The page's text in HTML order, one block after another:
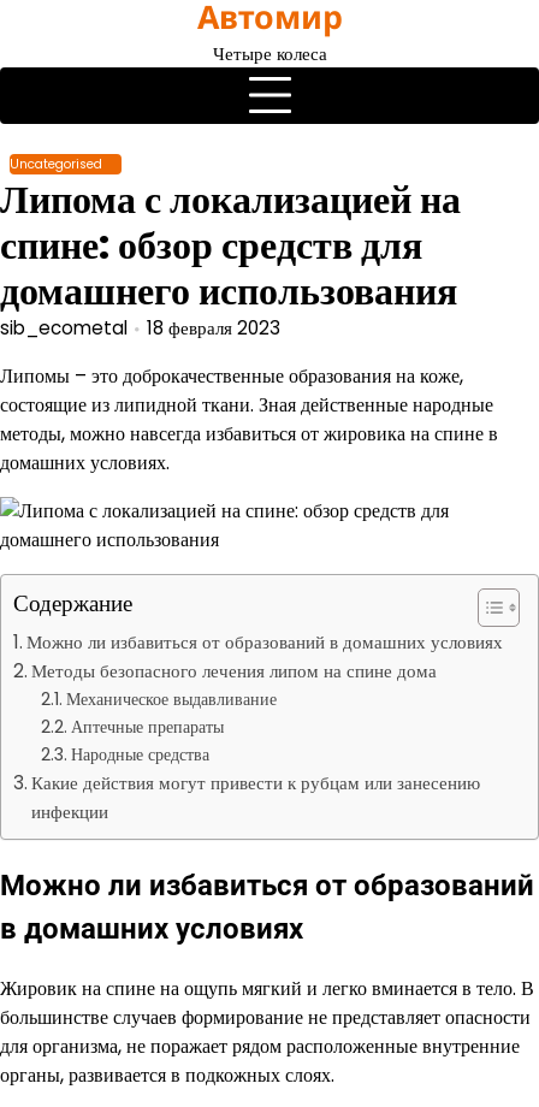
содержимому
Автомир
Четыре колеса
Uncategorised
Липома с локализацией на
спине: обзор средств для
домашнего использования
sib_ecometal 18 февраля 2023
Липомы – это доброкачественные образования на коже,
состоящие из липидной ткани. Зная действенные народные
методы, можно навсегда избавиться от жировика на спине в
домашних условиях.
Содержание
Можно ли избавиться от образований в домашних условиях
Методы безопасного лечения липом на спине дома
Механическое выдавливание
Аптечные препараты
Народные средства
Какие действия могут привести к рубцам или занесению
инфекции
Можно ли избавиться от образований
в домашних условиях
Жировик на спине на ощупь мягкий и легко вминается в тело. В
большинстве случаев формирование не представляет опасности
для организма, не поражает рядом расположенные внутренние
органы, развивается в подкожных слоях.